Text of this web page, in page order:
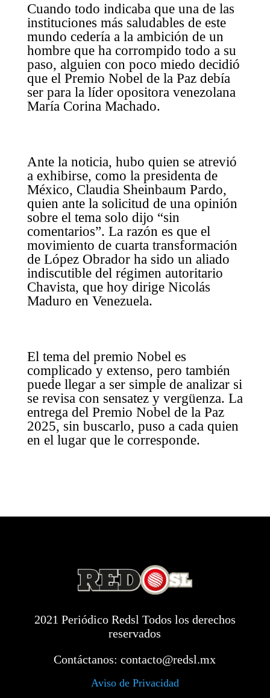
Cuando todo indicaba que una de las
instituciones más saludables de este
mundo cedería a la ambición de un
hombre que ha corrompido todo a su
paso, alguien con poco miedo decidió
que el Premio Nobel de la Paz debía
ser para la líder opositora venezolana
María Corina Machado.
Ante la noticia, hubo quien se atrevió
a exhibirse, como la presidenta de
México, Claudia Sheinbaum Pardo,
quien ante la solicitud de una opinión
sobre el tema solo dijo “sin
comentarios”. La razón es que el
movimiento de cuarta transformación
de López Obrador ha sido un aliado
indiscutible del régimen autoritario
Chavista, que hoy dirige Nicolás
Maduro en Venezuela.
El tema del premio Nobel es
complicado y extenso, pero también
puede llegar a ser simple de analizar si
se revisa con sensatez y vergüenza. La
entrega del Premio Nobel de la Paz
2025, sin buscarlo, puso a cada quien
en el lugar que le corresponde.
2021 Periódico Redsl Todos los derechos
reservados
Contáctanos:contacto@redsl.mx
Aviso de Privacidad